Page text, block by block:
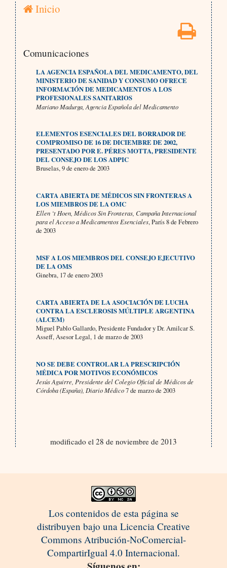
Inicio
Comunicaciones
LA AGENCIA ESPAÑOLA DEL MEDICAMENTO, DEL
MINISTERIO DE SANIDAD Y CONSUMO OFRECE
INFORMACIÓN DE MEDICAMENTOS A LOS
PROFESIONALES SANITARIOS
Mariano Madurga, Agencia Española del Medicamento
ELEMENTOS ESENCIALES DEL BORRADOR DE
COMPROMISO DE 16 DE DICIEMBRE DE 2002,
PRESENTADO POR E. PÉRES MOTTA, PRESIDENTE
DEL CONSEJO DE LOS ADPIC
Bruselas, 9 de enero de 2003
CARTA ABIERTA DE MÉDICOS SIN FRONTERAS A
LOS MIEMBROS DE LA OMC
Ellen ‘t Hoen, Médicos Sin Fronteras, Campaña Internacional
para el Acceso a Medicamentos Esenciales, París 8 de Febrero
de 2003
MSF A LOS MIEMBROS DEL CONSEJO EJECUTIVO
DE LA OMS
Ginebra, 17 de enero 2003
CARTA ABIERTA DE LA ASOCIACIÓN DE LUCHA
CONTRA LA ESCLEROSIS MÚLTIPLE ARGENTINA
(ALCEM)
Miguel Pablo Gallardo, Presidente Fundador y Dr. Amilcar S.
Asseff, Asesor Legal, 1 de marzo de 2003
NO SE DEBE CONTROLAR LA PRESCRIPCIÓN
MÉDICA POR MOTIVOS ECONÓMICOS
Jesús Aguirre, Presidente del Colegio Oficial de Médicos de
Córdoba (España), Diario Médico7 de marzo de 2003
modificado el 28 de noviembre de 2013
Los contenidos de esta página se
distribuyen bajo una Licencia Creative
Commons Atribución-NoComercial-
CompartirIgual 4.0 Internacional.